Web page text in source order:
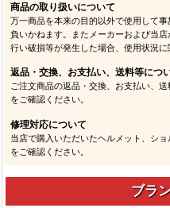
商品の取り扱いについて
万一商品を本来の目的以外で使用して
負いかねます。またメーカーおよび当
行い破損等が発生した場合、使用状況に
返品・交換、お支払い、送料等につ
ご注文商品の返品・交換、お支払い、
をご確認ください。
修理対応について
当店で購入いただいたヘルメット、シ
をご確認ください。
ブラ